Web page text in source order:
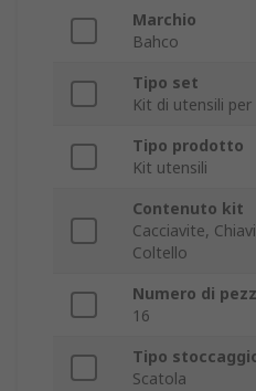
Marchio
Bahco
Tipo set
Kit di utensili per
Tipo prodotto
Kit utensili
Contenuto kit
Cacciavite,
Coltello
Numero di
16
Tipo
Scatola